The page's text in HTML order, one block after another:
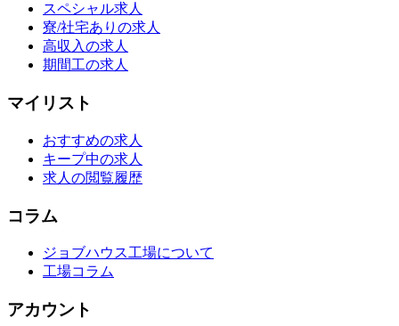
スペシャル求人
寮/社宅ありの求人
高収入の求人
期間工の求人
マイリスト
おすすめの求人
キープ中の求人
求人の閲覧履歴
コラム
ジョブハウス工場について
工場コラム
アカウント